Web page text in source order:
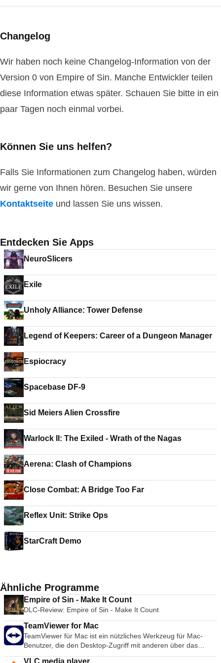
Changelog
Wir haben noch keine Changelog-Information von der
Version 0 von Empire of Sin. Manche Entwickler teilen
diese Information etwas später. Schauen Sie bitte in ein
paar Tagen noch einmal vorbei.
Können Sie uns helfen?
Falls Sie Informationen zum Changelog haben, würden
wir gerne von Ihnen hören. Besuchen Sie unsere
Kontaktseite und lassen Sie uns wissen.
Entdecken Sie Apps
NeuroSlicers
Exile
Unholy Alliance: Tower Defense
Legend of Keepers: Career of a Dungeon Manager
Espiocracy
Spacebase DF-9
Sid Meiers Alien Crossfire
Warlock II: The Exiled - Wrath of the Nagas
Aerena: Clash of Champions
Close Combat: A Bridge Too Far
Reflex Unit: Strike Ops
StarCraft Demo
Ähnliche Programme
Empire of Sin - Make It Count
DLC-Review: Empire of Sin - Make It Count
TeamViewer for Mac
TeamViewer für Mac ist ein nützliches Werkzeug für Mac-
Benutzer, die den Desktop-Zugriff mit anderen über das
Internet teilen möchten. Früher ein Werkzeug, das
VLC media player